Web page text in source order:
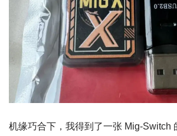
机缘巧合下，我得到了一张 Mig-Switch